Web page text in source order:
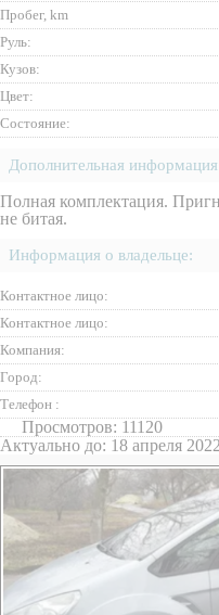
Пробег, km
Руль:
Кузов:
Цвет:
Состояние:
Дополнительная
Полная комплектация.
не битая.
Информация о владельце:
Контактное лицо:
Контактное лицо:
Компания:
Город:
Телефон :
Просмотров: 11120
Актуально до: 18 апреля 2022